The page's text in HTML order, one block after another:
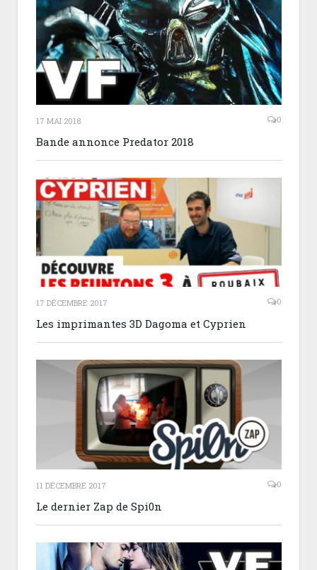
17 MAI 2018 0
Bande annonce Predator 2018
17 DÉCEMBRE 2017 0
Les imprimantes 3D Dagoma et Cyprien
11 DÉCEMBRE 2017 0
Le dernier Zap de Spi0n